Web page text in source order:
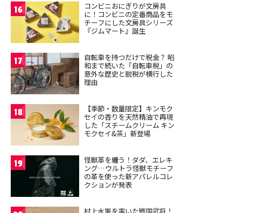
16
コンビニおにぎりが文房具
に！コンビニの定番商品をモ
チーフにした文房具シリーズ
『ジムマート』誕生
17
自転車を持つだけで税金？ 昭
和まで続いた「自転車税」の
意外な歴史と脱税が横行した
理由
18
【季節・数量限定】キンモク
セイの香りを天然精油で再現
した「スチームクリーム キン
モクセイ&茶」新登場
19
怪獣革を纏う！ダダ、エレキ
ング…ウルトラ怪獣モチーフ
の革を使った新アパレルコレ
クションが発表
村上水軍を率いた戦国武将！